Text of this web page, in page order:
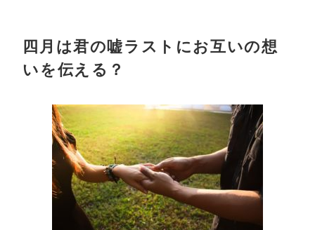
四月は君の嘘ラストにお互いの想
いを伝える？